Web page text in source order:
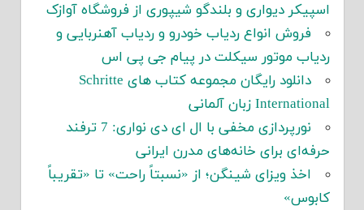
اسپیکر دیواری و بلندگو شیپوری از فروشگاه آوازک
فروش انواع ردیاب خودرو و ردیاب آهنربایی و
ردیاب موتور سیکلت در پیام جی پی اس
دانلود رایگان مجموعه کتاب های Schritte
International زبان آلمانی
نورپردازی مخفی با ال ای دی نواری: 7 ترفند
حرفه‌ای برای خانه‌های مدرن ایرانی
اخذ ویزای شینگن؛ از «نسبتاً راحت» تا «تقریباً
کابوس»